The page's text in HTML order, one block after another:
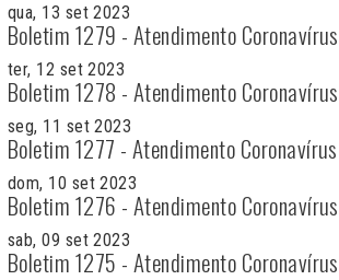
qua, 13 set 2023
Boletim 1279 - Atendimento Coronavírus
ter, 12 set 2023
Boletim 1278 - Atendimento Coronavírus
seg, 11 set 2023
Boletim 1277 - Atendimento Coronavírus
dom, 10 set 2023
Boletim 1276 - Atendimento Coronavírus
sab, 09 set 2023
Boletim 1275 - Atendimento Coronavírus